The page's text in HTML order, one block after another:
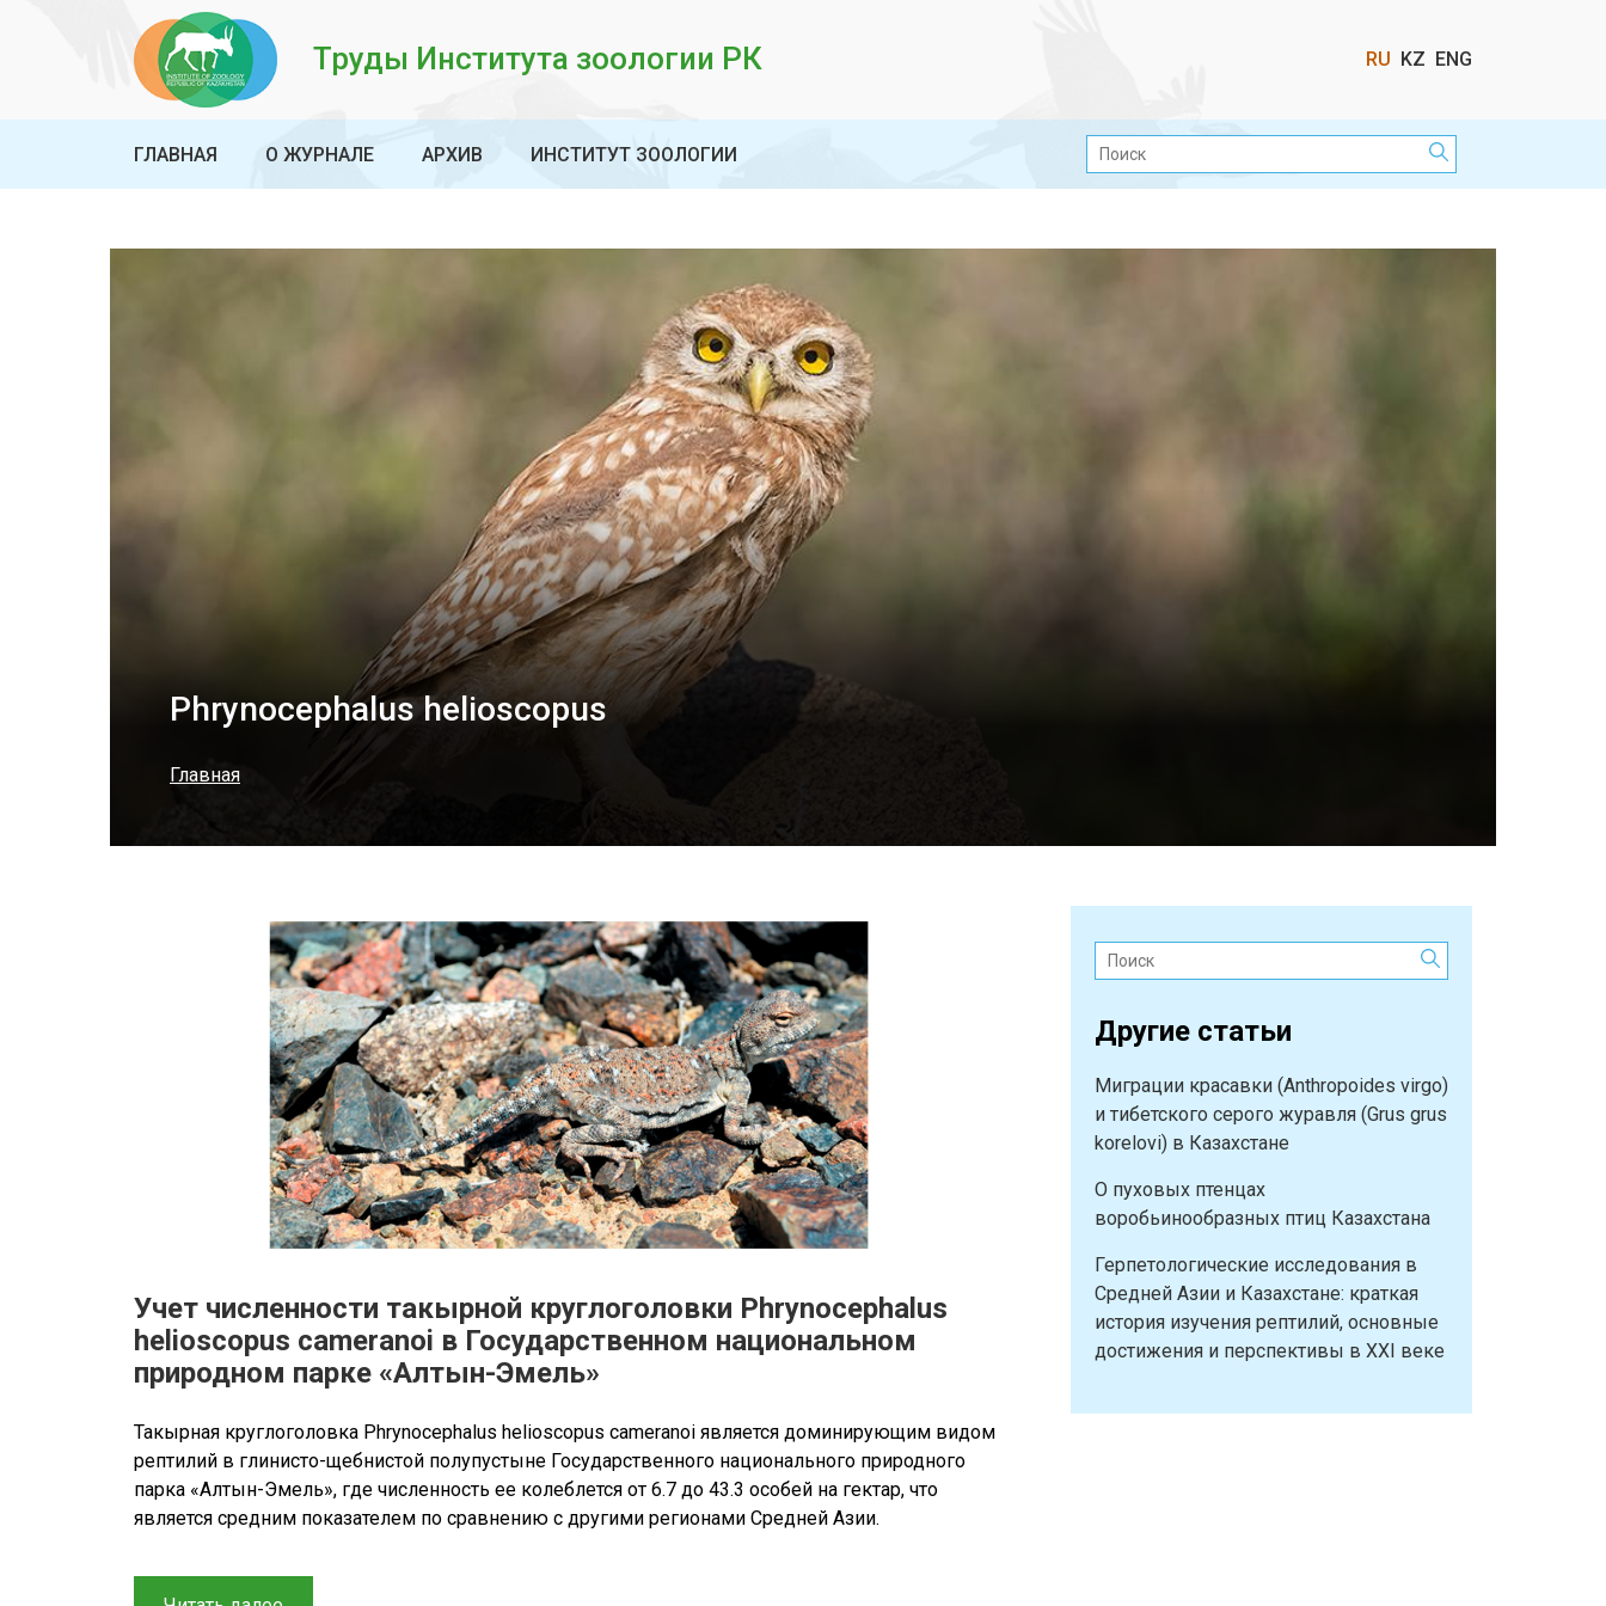
Труды Института зоологии РК
Выбор
RU KZ ENG
ГЛАВНАЯ О ЖУРНАЛЕ АРХИВ ИНСТИТУТ ЗООЛОГИИ Поиск:
Phrynocephalus helioscopus
Главная
Учет численности такырной круглоголовки Phrynocephalus
helioscopus cameranoi в Государственном национальном
природном парке «Алтын-Эмель»
Такырная круглоголовка Phrynocephalus helioscopus cameranoi является доминирующим видом
рептилий в глинисто-щебнистой полупустыне Государственного национального природного
парка «Алтын-Эмель», где численность ее колеблется от 6.7 до 43.3 особей на гектар, что
является средним показателем по сравнению с другими регионами Средней Азии.
Поиск:
Другие статьи
Миграции красавки (Anthropoides virgo)
и тибетского серого журавля (Grus grus
korelovi) в Казахстане
О пуховых птенцах
воробьинообразных птиц Казахстана
Герпетологические исследования в
Средней Азии и Казахстане: краткая
история изучения рептилий, основные
достижения и перспективы в XXI веке